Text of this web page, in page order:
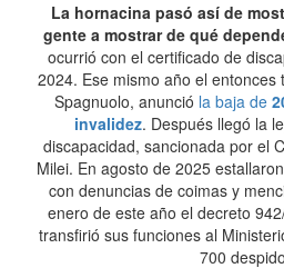
La hornacina pasó así de
gente a mostrar de qué
ocurrió con el certificado de
2024. Ese mismo año el entonces
Spagnuolo, anunció la baja de
invalidez. Después llegó la
discapacidad, sancionada por el
Milei. En agosto de 2025
con denuncias de coimas y
enero de este año el decreto
transfirió sus funciones al
700